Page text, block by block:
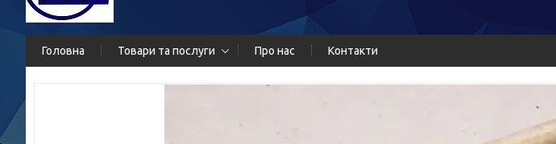
Головна Товари та послуги Про нас Контакти